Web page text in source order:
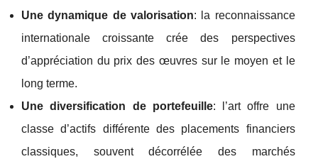
Une dynamique de valorisation: la reconnaissance
internationale croissante crée des perspectives
d’appréciation du prix des œuvres sur le moyen et le
long terme.
Une diversification de portefeuille: l’art offre une
classe d’actifs différente des placements financiers
classiques, souvent décorrélée des marchés